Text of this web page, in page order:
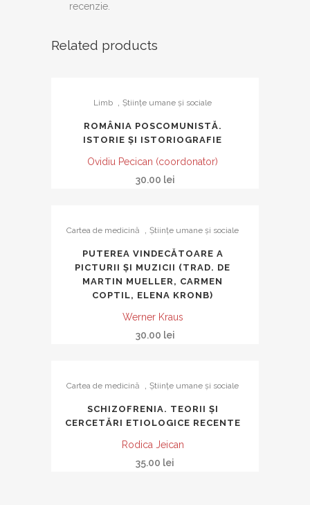
recenzie.
Related products
Limb Ştiinţe umane şi sociale
ROMÂNIA POSCOMUNISTĂ.
ISTORIE ȘI ISTORIOGRAFIE
Ovidiu Pecican (coordonator)
30.00 lei
Cartea de medicină Ştiinţe umane şi sociale
PUTEREA VINDECĂTOARE A
PICTURII ȘI MUZICII (TRAD. DE
MARTIN MUELLER, CARMEN
COPTIL, ELENA KRONB)
Werner Kraus
30.00 lei
Cartea de medicină Ştiinţe umane şi sociale
SCHIZOFRENIA. TEORII ŞI
CERCETĂRI ETIOLOGICE RECENTE
Rodica Jeican
35.00 lei